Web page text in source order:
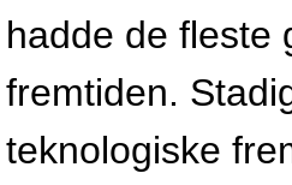
hadde de fleste
fremtiden.
teknologiske